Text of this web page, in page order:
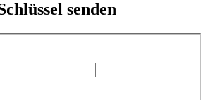
senden